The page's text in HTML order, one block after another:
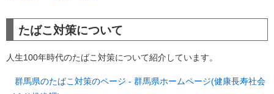
たばこ対策について
人生100年時代のたばこ対策について紹介しています。
群馬県のたばこ対策のページ - 群馬県ホームページ(健康長寿社会